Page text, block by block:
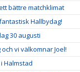
bättre matchklimat
Hallbydag!
30 augusti
vi välkomnar Joel!
Halmstad